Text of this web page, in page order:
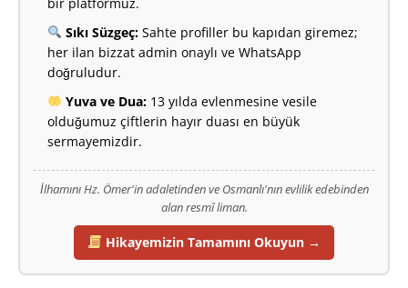
Sıkı Süzgeç:Sahte profiller bu kapıdan giremez;
her ilan bizzat admin onaylı ve WhatsApp
doğruludur.
Yuva ve Dua:13 yılda evlenmesine vesile
olduğumuz çiftlerin hayır duası en büyük
sermayemizdir.
İlhamını Hz. Ömer'in adaletinden ve Osmanlı'nın evlilik edebinden
alan resmî liman.
Hikayemizin Tamamını Okuyun →